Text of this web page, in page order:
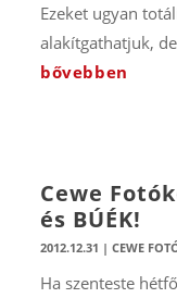
Ezeket ugyan
alakítgathatjuk,
bővebben
Cewe
és BÚÉK!
2012.12.31 | CEWE
Ha szenteste